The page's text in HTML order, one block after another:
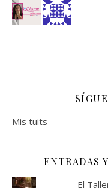
Mis tuits
ENTRADAS
El